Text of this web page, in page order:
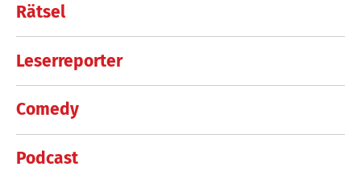
Rätsel
Leserreporter
Comedy
Podcast